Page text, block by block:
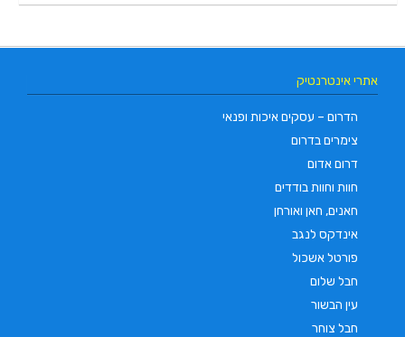
אתרי אינטרנטיק
הדרום – עסקים איכות ופנאי
צימרים בדרום
דרום אדום
חוות וחוות בודדים
חאנים, חאן ואורחן
אינדקס לנגב
פורטל אשכול
חבל שלום
עין הבשור
חבל צוחר